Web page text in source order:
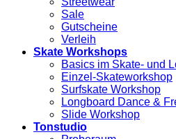
Sale
Gutscheine
Verleih
Skate Workshops
Basics im Skate- und
Einzel-Skateworkshop
Surfskate Workshop
Longboard Dance &
Slide Workshop
Tonstudio